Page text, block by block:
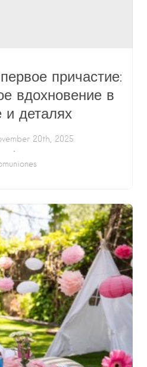
причастие:
вдохновение в
и деталях
20th, 2025